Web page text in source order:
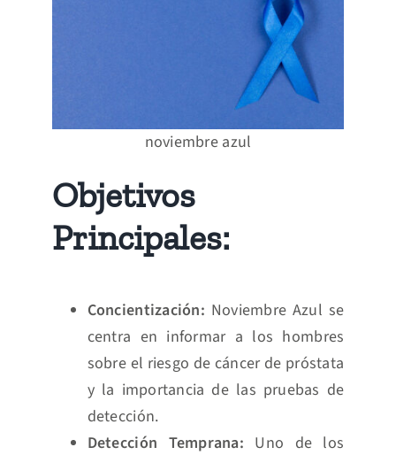
noviembre azul
Objetivos
Principales:
Concientización: Noviembre Azul se
centra en informar a los hombres
sobre el riesgo de cáncer de próstata
y la importancia de las pruebas de
detección.
Detección Temprana: Uno de los